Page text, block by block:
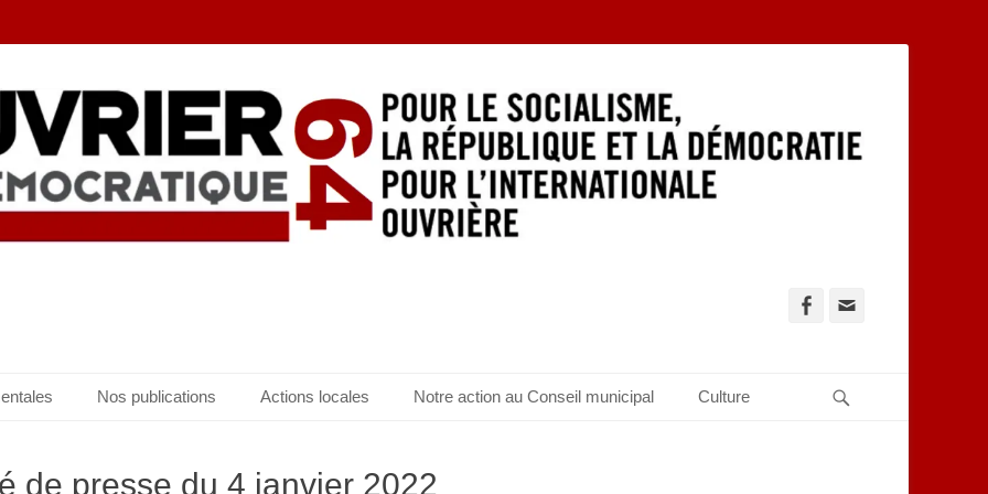
Facebook
Nos publications Actions locales Notre action au Conseil municipal Culture
de presse du 4 janvier 2022